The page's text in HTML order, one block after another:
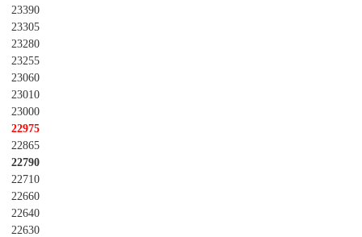
23390
23305
23280
23255
23060
23010
23000
22975
22865
22790
22710
22660
22640
22630